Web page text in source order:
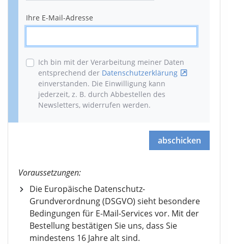
Ihre E-Mail-Adresse
Ich bin mit der Verarbeitung meiner Daten
entsprechend der Datenschutzerklärung
einverstanden. Die Einwilligung kann
jederzeit, z. B. durch Abbestellen des
Newsletters, widerrufen werden.
abschicken
Voraussetzungen:
Die Europäische Datenschutz-
Grundverordnung (DSGVO) sieht besondere
Bedingungen für E-Mail-Services vor. Mit der
Bestellung bestätigen Sie uns, dass Sie
mindestens 16 Jahre alt sind.